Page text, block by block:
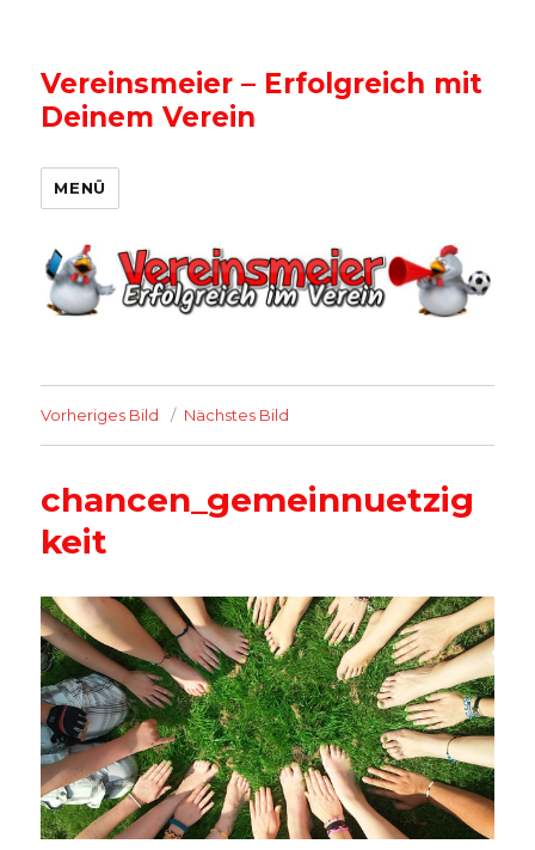
Vereinsmeier – Erfolgreich mit
Deinem Verein
MENÜ
Vorheriges Bild Nächstes Bild
chancen_gemeinnuetzig
keit